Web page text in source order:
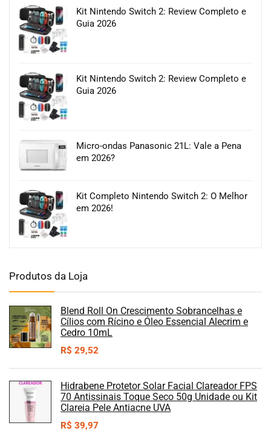
Kit Nintendo Switch 2: Review Completo e
Guia 2026
Kit Nintendo Switch 2: Review Completo e
Guia 2026
Micro-ondas Panasonic 21L: Vale a Pena
em 2026?
Kit Completo Nintendo Switch 2: O Melhor
em 2026!
Produtos da Loja
Blend Roll On Crescimento Sobrancelhas e
Cílios com Rícino e Óleo Essencial Alecrim e
Cedro 10mL
R$ 29,52
Hidrabene Protetor Solar Facial Clareador FPS
70 Antissinais Toque Seco 50g Unidade ou Kit
Clareia Pele Antiacne UVA
R$ 39,97